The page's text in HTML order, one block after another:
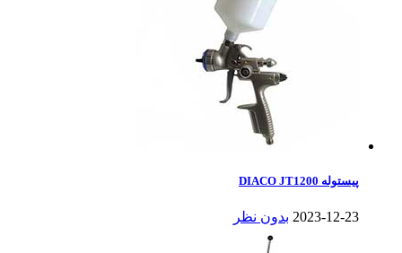
پیستوله DIACO JT1200
2023-12-23 بدون نظر